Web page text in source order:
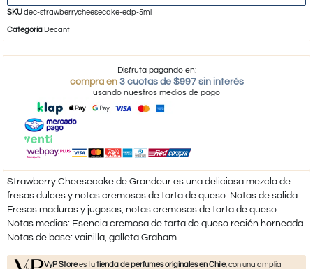
SKUdec-strawberrycheesecake-edp-5ml
Categoría Decant
Disfruta pagando en:
compra en 3 cuotas de $997 sin interés
usando nuestros medios de pago
Strawberry Cheesecake de Grandeur es una deliciosa mezcla de
fresas dulces y notas cremosas de tarta de queso. Notas de salida:
Fresas maduras y jugosas, notas cremosas de tarta de queso.
Notas medias: Esencia cremosa de tarta de queso recién horneada.
Notas de base: vainilla, galleta Graham.
VyP Storees tutienda de perfumes originales en Chile, con una amplia